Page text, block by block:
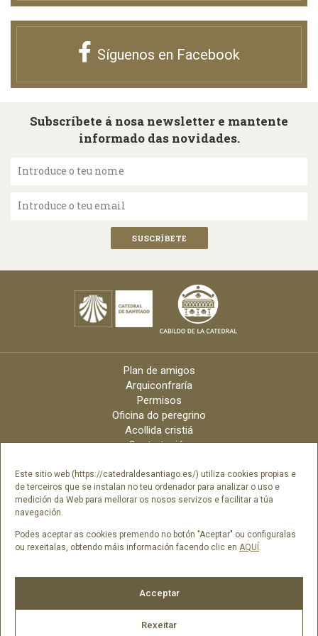
Este sitio web (https://catedraldesantiago.es/) utiliza cookies propias e
de terceiros que se instalan no teu ordenador para analizar o uso e
medición da Web para mellorar os nosos servizos e facilitar a túa
navegación.
Podes aceptar as cookies premendo no botón "Aceptar" ou configuralas
ou rexeitalas, obtendo máis información facendo clic en AQUÍ.
Acceptar
Rexeitar
Síguenos en Facebook
Subscríbete á nosa newsletter e mantente
informado das novidades.
Introduce o teu nome
Introduce o teu email
Plan de amigos
Arquiconfraría
Permisos
Oficina do peregrino
Acollida cristiá
Contratación
Arquidiócese
Créditos
Catálogo Dixital